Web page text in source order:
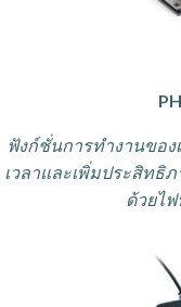
ฟังก์ชั่นการทำงานของเ
เวลาและเพิ่มประสิทธิ
ด้วยไ